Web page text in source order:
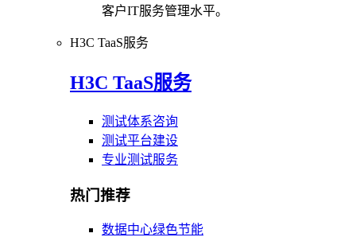
客户IT服务管理水平。
H3C TaaS服务
H3C TaaS服务
测试体系咨询
测试平台建设
专业测试服务
热门推荐
数据中心绿色节能